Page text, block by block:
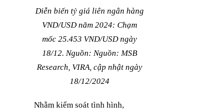
Diễn biến tỷ giá liên ngân hàng
VND/USD năm 2024: Chạm
mốc 25.453 VND/USD ngày
18/12. Nguồn: Nguồn: MSB
Research, VIRA, cập nhật ngày
18/12/2024
Nhằm kiểm soát tình hình,